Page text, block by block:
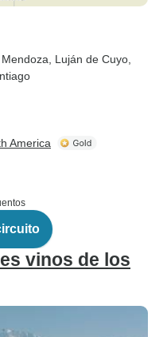
, Mendoza , Luján de Cuyo
America
vinos de los